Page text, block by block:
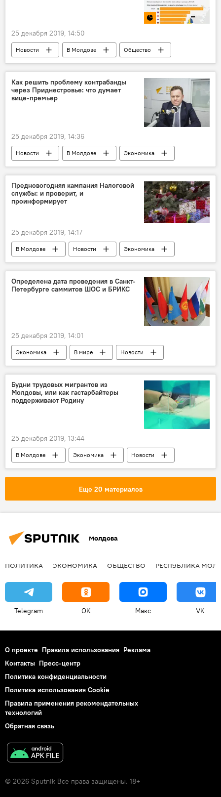
25 декабря 2019, 14:50
Новости В Молдове
Общество
В мире
Общество
Мультимедиа
Инфографика
Как решить проблему контрабанды
через Приднестровье: что думает
вице-премьер
25 декабря 2019, 14:36
Новости В Молдове Экономика
Предновогодняя кампания Налоговой
службы: и проверит, и
проинформирует
25 декабря 2019, 14:17
В Молдове Новости Экономика
Определена дата проведения в Санкт-
Петербурге саммитов ШОС и БРИКС
25 декабря 2019, 14:01
Экономика В мире Новости
Будни трудовых мигрантов из
Молдовы, или как гастарбайтеры
поддерживают Родину
25 декабря 2019, 13:44
В Молдове Экономика Новости
Еще 20 материалов
Молдова
ПОЛИТИКА ЭКОНОМИКА ОБЩЕСТВО РЕСПУБЛИКА
Telegram OK Макс VK
О проекте Правила использования Реклама
Контакты Пресс-центр
Политика конфиденциальности
Политика использования Cookie
Правила применения рекомендательных
технологий
Обратная связь
© 2026 Sputnik Все права защищены. 18+